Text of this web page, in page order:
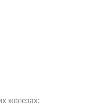
железах;